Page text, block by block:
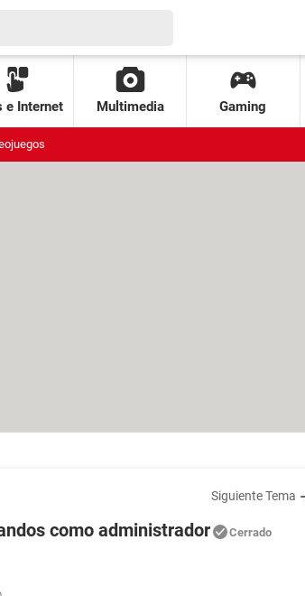
e Internet Multimedia Gaming
Siguiente Tema
como administrador Cerrado